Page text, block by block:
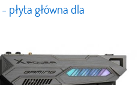
płyta główna dla